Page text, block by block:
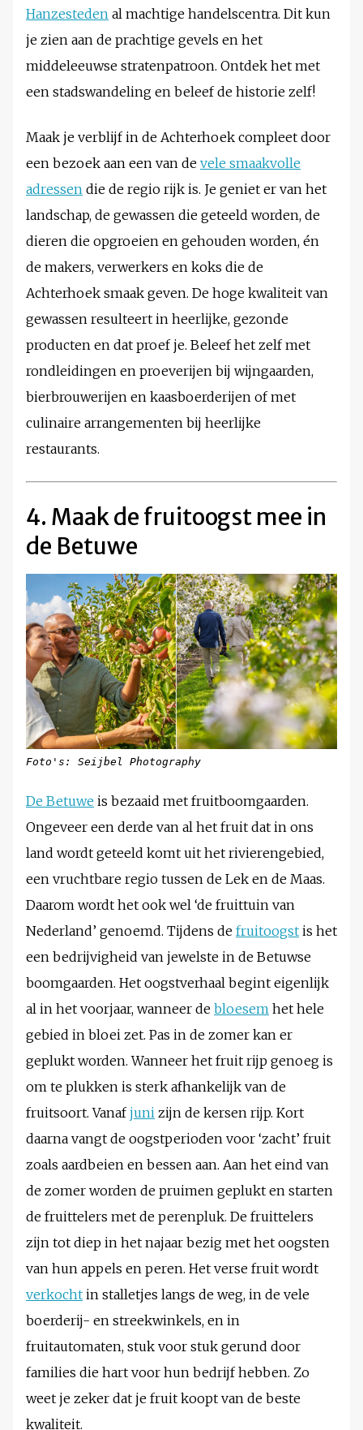
Hanzesteden al machtige handelscentra. Dit kun
je zien aan de prachtige gevels en het
middeleeuwse stratenpatroon. Ontdek het met
een stadswandeling en beleef de historie zelf!
Maak je verblijf in de Achterhoek compleet door
een bezoek aan een van de vele smaakvolle
adressen die de regio rijk is. Je geniet er van het
landschap, de gewassen die geteeld worden, de
dieren die opgroeien en gehouden worden, én
de makers, verwerkers en koks die de
Achterhoek smaak geven. De hoge kwaliteit van
gewassen resulteert in heerlijke, gezonde
producten en dat proef je. Beleef het zelf met
rondleidingen en proeverijen bij wijngaarden,
bierbrouwerijen en kaasboerderijen of met
culinaire arrangementen bij heerlijke
restaurants.
4. Maak de fruitoogst mee in
de Betuwe
Foto's: Seijbel Photography
De Betuwe is bezaaid met fruitboomgaarden.
Ongeveer een derde van al het fruit dat in ons
land wordt geteeld komt uit het rivierengebied,
een vruchtbare regio tussen de Lek en de Maas.
Daarom wordt het ook wel ‘de fruittuin van
Nederland’ genoemd. Tijdens de fruitoogst is het
een bedrijvigheid van jewelste in de Betuwse
boomgaarden. Het oogstverhaal begint eigenlijk
al in het voorjaar, wanneer de bloesem het hele
gebied in bloei zet. Pas in de zomer kan er
geplukt worden. Wanneer het fruit rijp genoeg is
om te plukken is sterk afhankelijk van de
fruitsoort. Vanafjuni zijn de kersen rijp. Kort
daarna vangt de oogstperioden voor ‘zacht’ fruit
zoals aardbeien en bessen aan. Aan het eind van
de zomer worden de pruimen geplukt en starten
de fruittelers met de perenpluk. De fruittelers
zijn tot diep in het najaar bezig met het oogsten
van hun appels en peren. Het verse fruit wordt
verkocht in stalletjes langs de weg, in de vele
boerderij- en streekwinkels, en in
fruitautomaten, stuk voor stuk gerund door
families die hart voor hun bedrijf hebben. Zo
weet je zeker dat je fruit koopt van de beste
kwaliteit.